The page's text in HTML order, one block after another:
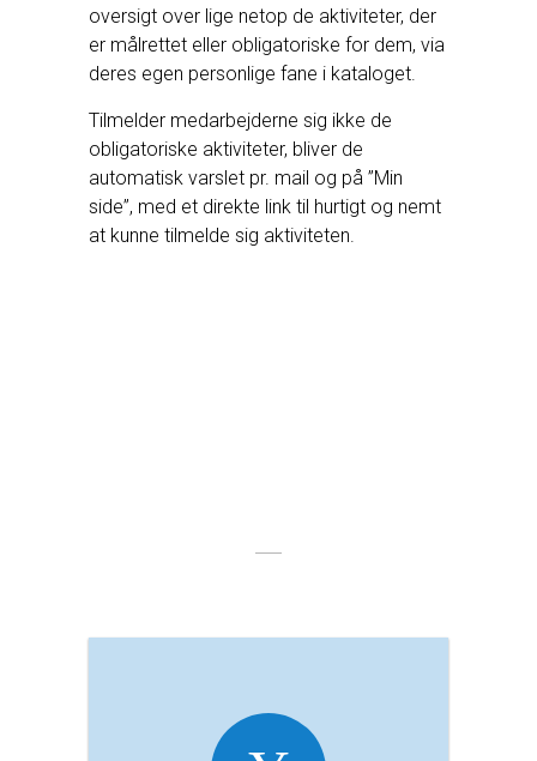
oversigt over lige netop de aktiviteter, der
er målrettet eller obligatoriske for dem, via
deres egen personlige fane i kataloget.
Tilmelder medarbejderne sig ikke de
obligatoriske aktiviteter, bliver de
automatisk varslet pr. mail og på ”Min
side”, med et direkte link til hurtigt og nemt
at kunne tilmelde sig aktiviteten.